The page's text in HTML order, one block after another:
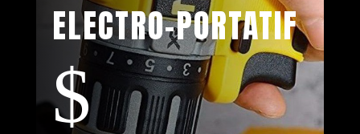
ELECTRO-PORTATIF
$